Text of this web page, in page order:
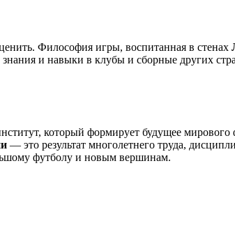
Философия игры, воспитанная в стенах
и навыки в клубы и сборные других
который формирует будущее мирового
— это результат многолетнего труда,
футболу и новым вершинам.